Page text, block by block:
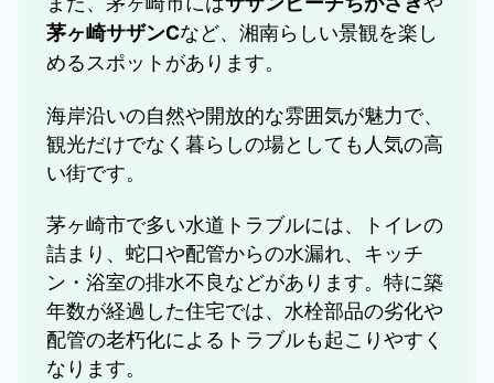
茅ヶ崎サザンCなど、湘南らしい景観を楽し
めるスポットがあります。
海岸沿いの自然や開放的な雰囲気が魅力で、
観光だけでなく暮らしの場としても人気の高
い街です。
茅ヶ崎市で多い水道トラブルには、トイレの
詰まり、蛇口や配管からの水漏れ、キッチ
ン・浴室の排水不良などがあります。特に築
年数が経過した住宅では、水栓部品の劣化や
配管の老朽化によるトラブルも起こりやすく
なります。